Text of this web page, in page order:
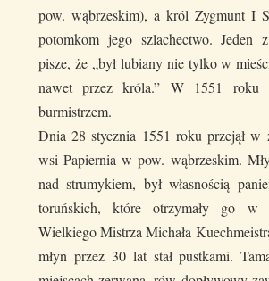
pow. wąbrzeskim), a król Zygmunt I
potomkom jego szlachectwo. Jeden z
pisze, że „był lubiany nie tylko w
nawet przez króla.” W 1551 roku
burmistrzem.
Dnia 28 stycznia 1551 roku przejął w
wsi Papiernia w pow. wąbrzeskim.
nad strumykiem, był własnością
toruńskich, które otrzymały go
Wielkiego Mistrza Michała
młyn przez 30 lat stał pustkami.